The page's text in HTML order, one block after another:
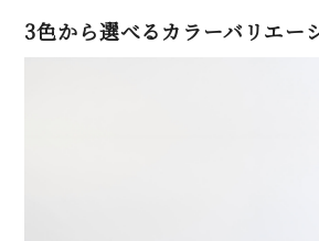
3色から選べるカラーバリエー